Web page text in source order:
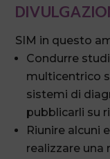
SIM in questo
Condurre
multicentrico
sistemi di
pubblicarli su
Riunire alcuni
realizzare